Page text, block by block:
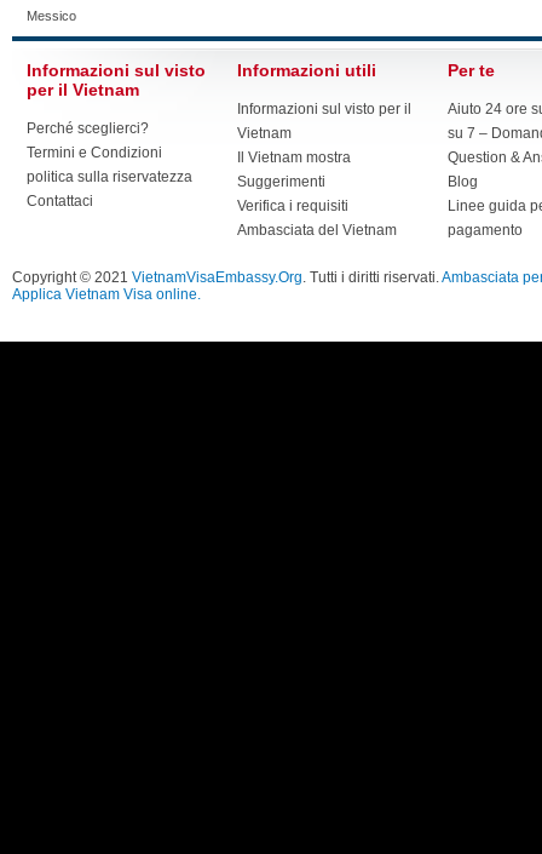
Messico
Informazioni sul visto
per il Vietnam
Perché sceglierci?
Termini e Condizioni
politica sulla riservatezza
Contattaci
Informazioni utili
Informazioni sul visto per il
Vietnam
Il Vietnam mostra
Suggerimenti
Verifica i requisiti
Ambasciata del Vietnam
Per te
Aiuto 24 ore
su 7 –
Question &
Blog
Linee guida
pagamento
Copyright © 2021 VietnamVisaEmbassy.Org. Tutti i diritti riservati.Ambasciata
Applica Vietnam Visa online.